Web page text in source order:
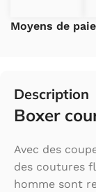
Moyens de
Description
Boxer
Avec des
des coutures
homme sont